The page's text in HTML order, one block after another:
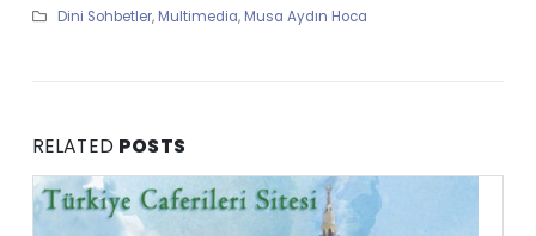
Dini Sohbetler, Multimedia, Musa Aydın Hoca
RELATED POSTS